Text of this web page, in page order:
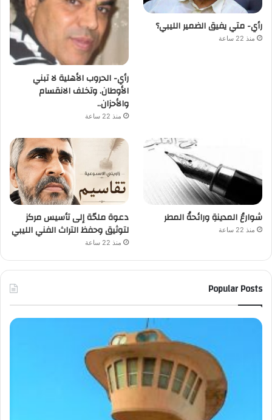
رأي- متي يفيق الضمير الليبي؟
منذ 22 ساعة
رأي- الحروب الأهلية لا تبني
الأوطان. وتخلف الانقسام
والأحزان..
منذ 22 ساعة
شوارعُ المدينةِ ورائحةُ المطر
منذ 22 ساعة
دعوة ملحّة إلى تأسيس مركز
لتوثيق وحفظ التراث الفني الليبي
منذ 22 ساعة
Popular Posts